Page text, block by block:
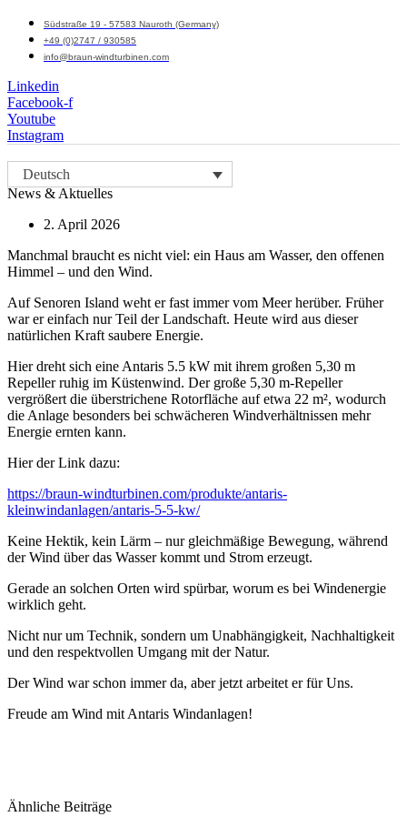
Südstraße 19 - 57583 Nauroth (Germany)
+49 (0)2747 / 930585
info@braun-windturbinen.com
Linkedin
Facebook-f
Youtube
Instagram
Deutsch
News & Aktuelles
2. April 2026
Manchmal braucht es nicht viel: ein Haus am Wasser, den offenen
Himmel – und den Wind.
Auf Senoren Island weht er fast immer vom Meer herüber. Früher
war er einfach nur Teil der Landschaft. Heute wird aus dieser
natürlichen Kraft saubere Energie.
Hier dreht sich eine Antaris 5.5 kW mit ihrem großen 5,30 m
Repeller ruhig im Küstenwind. Der große 5,30 m-Repeller
vergrößert die überstrichene Rotorfläche auf etwa 22 m², wodurch
die Anlage besonders bei schwächeren Windverhältnissen mehr
Energie ernten kann.
Hier der Link dazu:
https://braun-windturbinen.com/produkte/antaris-
kleinwindanlagen/antaris-5-5-kw/
Keine Hektik, kein Lärm – nur gleichmäßige Bewegung, während
der Wind über das Wasser kommt und Strom erzeugt.
Gerade an solchen Orten wird spürbar, worum es bei Windenergie
wirklich geht.
Nicht nur um Technik, sondern um Unabhängigkeit, Nachhaltigkeit
und den respektvollen Umgang mit der Natur.
Der Wind war schon immer da, aber jetzt arbeitet er für Uns.
Freude am Wind mit Antaris Windanlagen!
Ähnliche Beiträge